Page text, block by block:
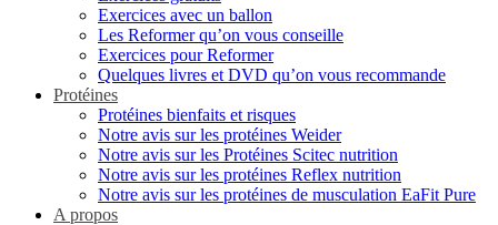
Exercices avec un ballon
Les Reformer qu’on vous conseille
Exercices pour Reformer
Quelques livres et DVD qu’on vous recommande
Protéines
Protéines bienfaits et risques
Notre avis sur les protéines Weider
Notre avis sur les Protéines Scitec nutrition
Notre avis sur les protéines Reflex nutrition
Notre avis sur les protéines de musculation EaFit Pure
A propos